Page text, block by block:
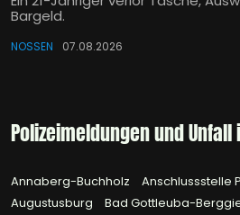
Bargeld.
NOSSEN 07.08.2026
Polizeimeldungen und Unfall
Annaberg-Buchholz
Anschlussstelle
Augustusburg
Bad Gottleuba-